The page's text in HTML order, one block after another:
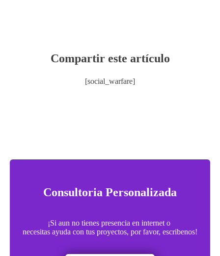
Compartir este artículo
[social_warfare]
Consultoria Personalizada
¡Si aun no tienes presencia en internet o
necesitas ayuda con tus proyectos, por favor, escribenos!